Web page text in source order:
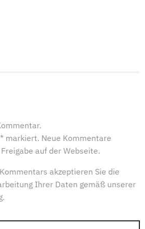
markiert. Neue Kommentare
auf der Webseite.
akzeptieren Sie die
Ihrer Daten gemäß unserer
.